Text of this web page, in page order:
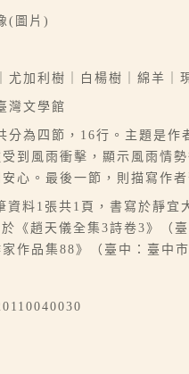
(圖片)
尤加利樹｜白楊樹｜綿羊｜
灣文學館
分為四節，16行。主題是
到風雨衝擊，顯示風雨情
心。最後一節，則描寫作
資料1張共1頁，書寫於靜宜
《趙天儀全集3詩卷3》（
作品集88》（臺中：臺中